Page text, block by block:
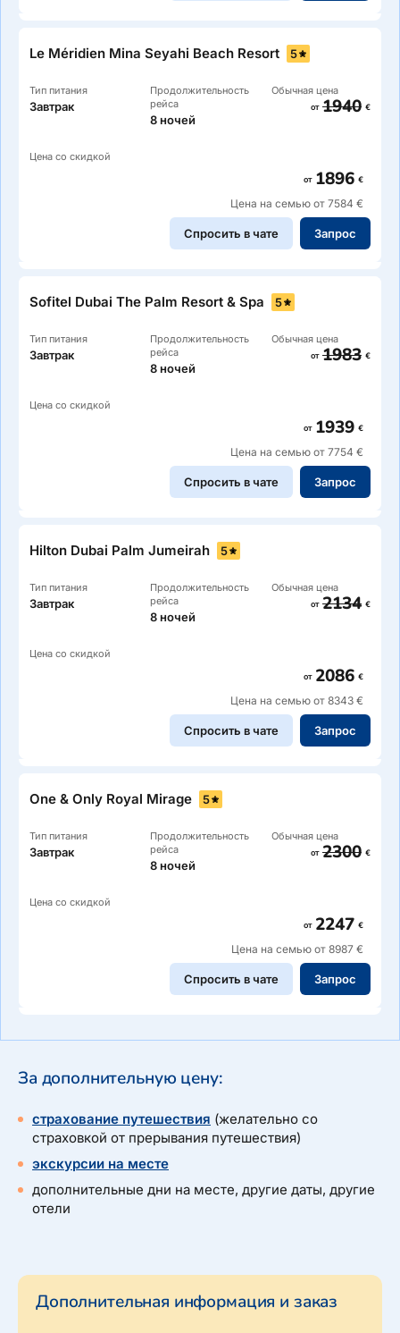
Le Méridien Mina Seyahi Beach Resort 5
Тип питания
Завтрак
Продолжительность
рейса
8 ночей
Обычная цена
от 1940 €
Цена со скидкой
от 1896 €
Цена на семью от 7584 €
Спросить в чате Запрос
Sofitel Dubai The Palm Resort & Spa 5
Тип питания
Завтрак
Продолжительность
рейса
8 ночей
Обычная цена
от 1983 €
Цена со скидкой
от 1939 €
Цена на семью от 7754 €
Спросить в чате Запрос
Hilton Dubai Palm Jumeirah 5
Тип питания
Завтрак
Продолжительность
рейса
8 ночей
Обычная цена
от 2134 €
Цена со скидкой
от 2086 €
Цена на семью от 8343 €
Спросить в чате Запрос
One & Only Royal Mirage 5
Тип питания
Завтрак
Продолжительность
рейса
8 ночей
Обычная цена
от 2300 €
Цена со скидкой
от 2247 €
Цена на семью от 8987 €
Спросить в чате Запрос
За дополнительную цену:
страхование путешествия (желательно со
страховкой от прерывания путешествия)
экскурсии на месте
дополнительные дни на месте, другие даты, другие
отели
Дополнительная информация и заказ